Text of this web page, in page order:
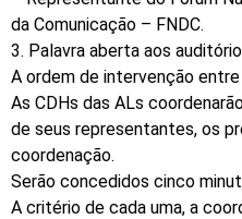
da Comunicação – FNDC.
3. Palavra aberta aos
A ordem de intervenção
As CDHs das ALs
de seus representantes, os
coordenação.
Serão concedidos cinco
A critério de cada uma, a